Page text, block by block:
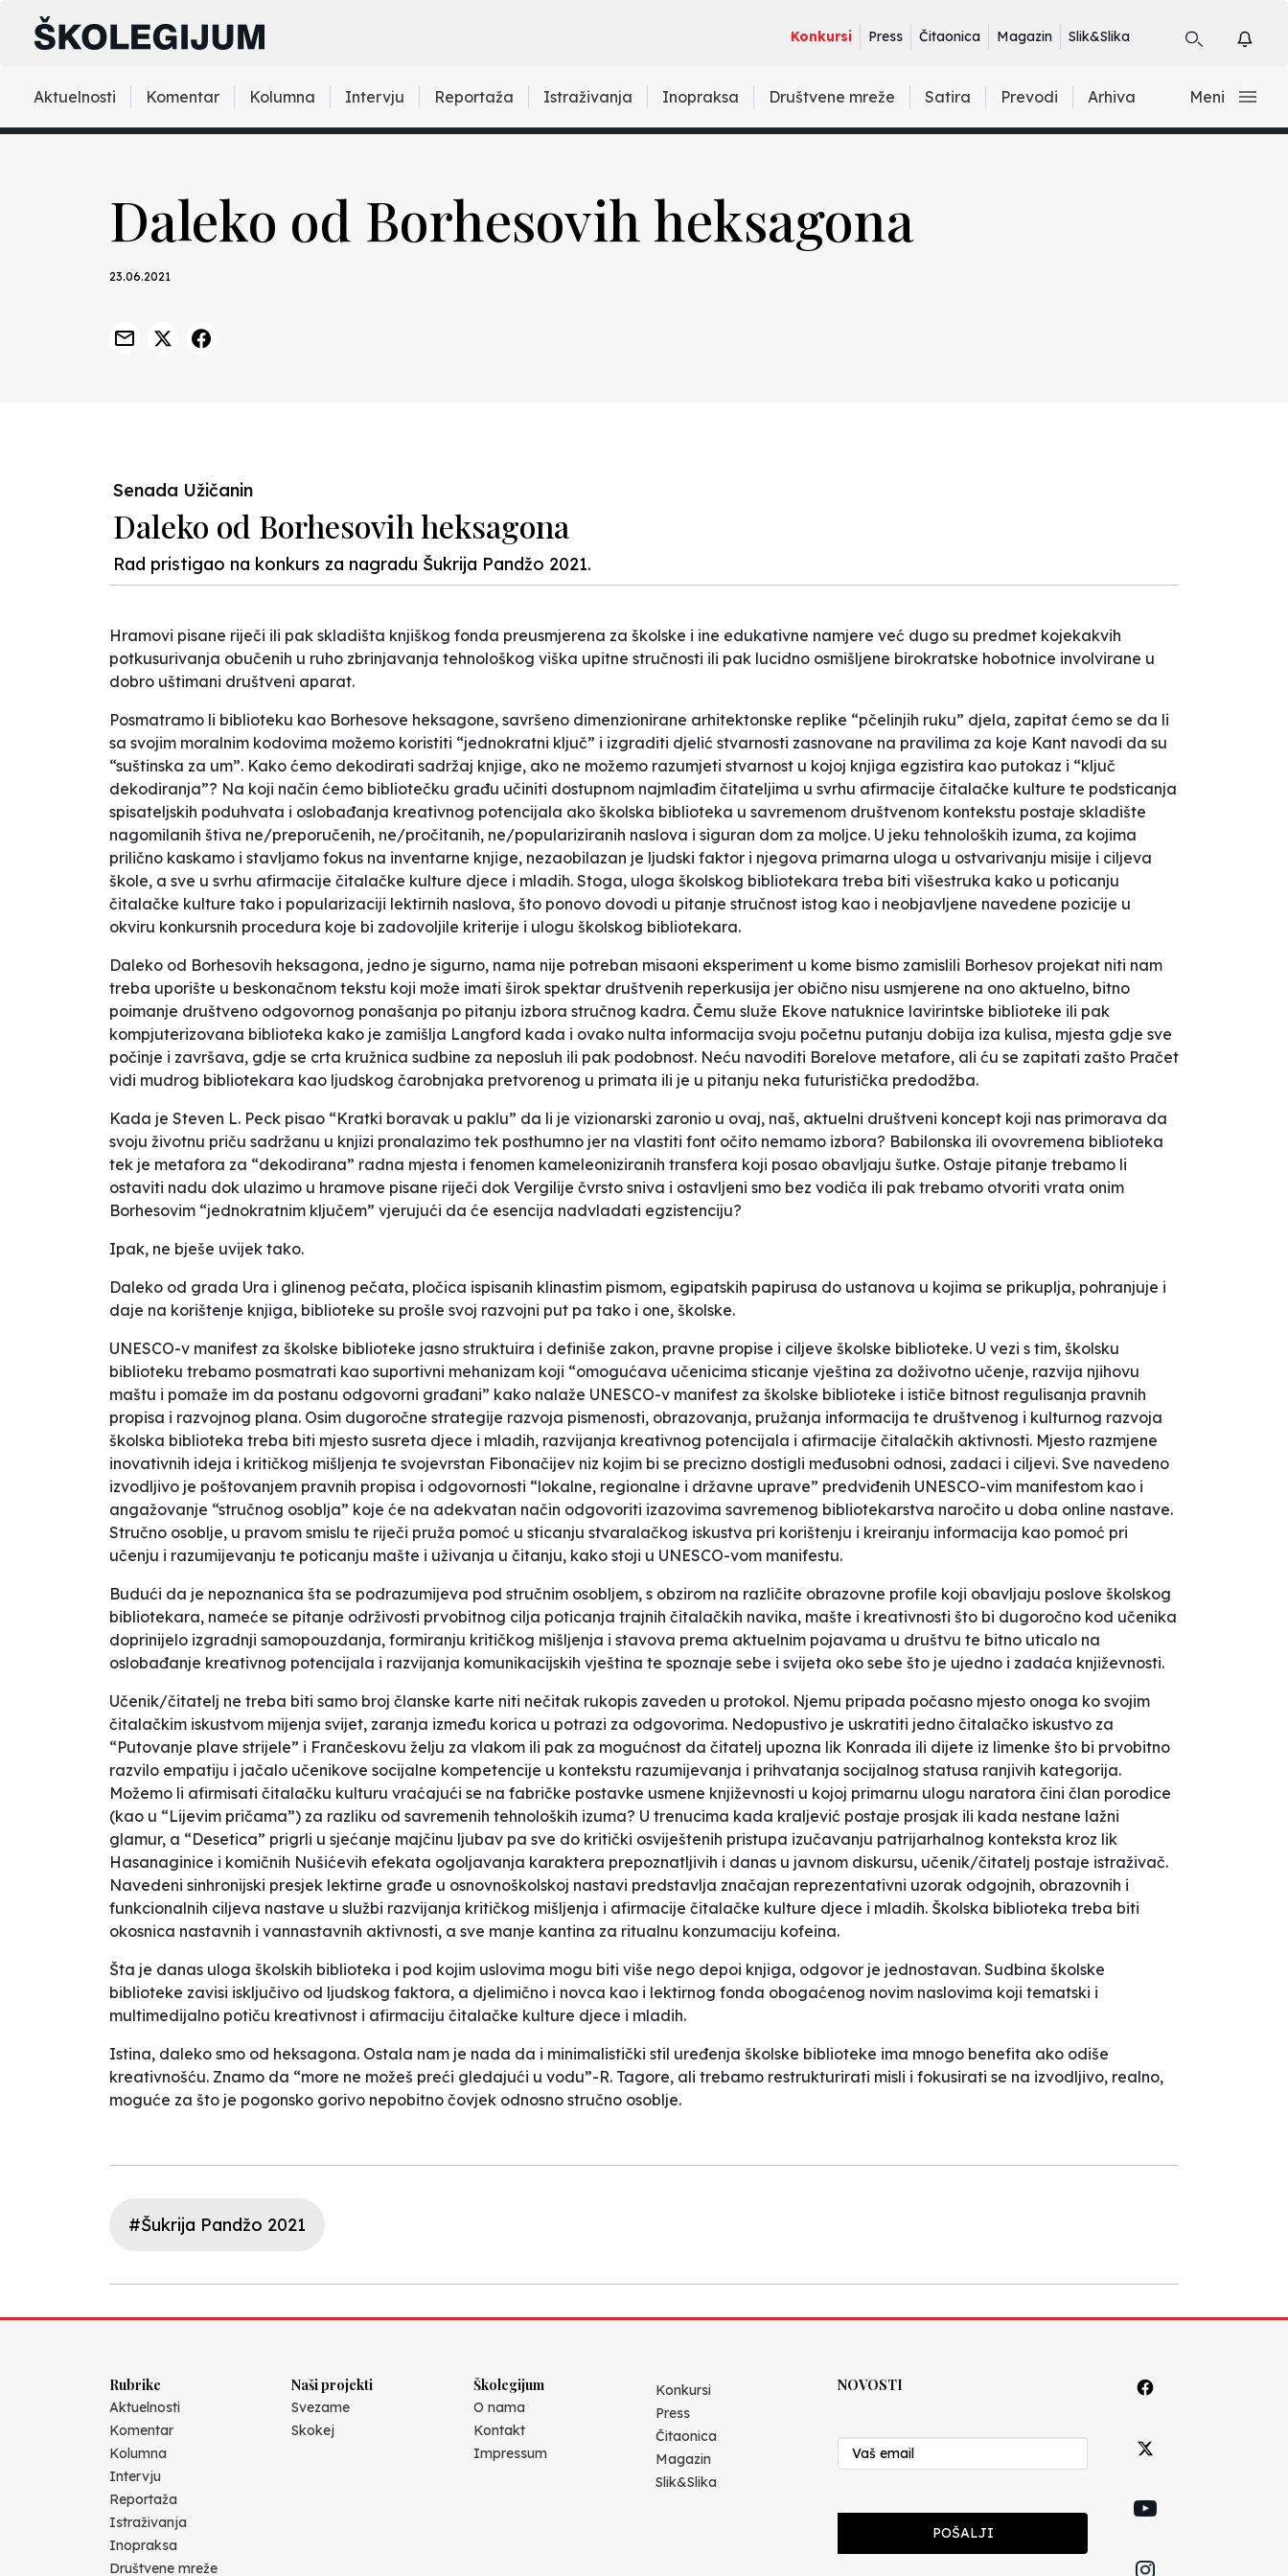
Konkursi Press Čitaonica Magazin Slik&Slika
Aktuelnosti Komentar Kolumna Intervju Reportaža Istraživanja Inopraksa Društvene mreže Satira Prevodi Arhiva Meni
Daleko od Borhesovih heksagona
23.06.2021
Senada Užičanin
Daleko od Borhesovih heksagona
Rad pristigao na konkurs za nagradu Šukrija Pandžo 2021.
Hramovi pisane riječi ili pak skladišta knjiškog fonda preusmjerena za školske i ine edukativne namjere već dugo su predmet kojekakvih
potkusurivanja obučenih u ruho zbrinjavanja tehnološkog viška upitne stručnosti ili pak lucidno osmišljene birokratske hobotnice involvirane u
dobro uštimani društveni aparat.
Posmatramo li biblioteku kao Borhesove heksagone, savršeno dimenzionirane arhitektonske replike “pčelinjih ruku” djela, zapitat ćemo se da li
sa svojim moralnim kodovima možemo koristiti “jednokratni ključ” i izgraditi djelić stvarnosti zasnovane na pravilima za koje Kant navodi da su
“suštinska za um”. Kako ćemo dekodirati sadržaj knjige, ako ne možemo razumjeti stvarnost u kojoj knjiga egzistira kao putokaz i “ključ
dekodiranja”? Na koji način ćemo bibliotečku građu učiniti dostupnom najmlađim čitateljima u svrhu afirmacije čitalačke kulture te podsticanja
spisateljskih poduhvata i oslobađanja kreativnog potencijala ako školska biblioteka u savremenom društvenom kontekstu postaje skladište
nagomilanih štiva ne/preporučenih, ne/pročitanih, ne/populariziranih naslova i siguran dom za moljce. U jeku tehnoloških izuma, za kojima
prilično kaskamo i stavljamo fokus na inventarne knjige, nezaobilazan je ljudski faktor i njegova primarna uloga u ostvarivanju misije i ciljeva
škole, a sve u svrhu afirmacije čitalačke kulture djece i mladih. Stoga, uloga školskog bibliotekara treba biti višestruka kako u poticanju
čitalačke kulture tako i popularizaciji lektirnih naslova, što ponovo dovodi u pitanje stručnost istog kao i neobjavljene navedene pozicije u
okviru konkursnih procedura koje bi zadovoljile kriterije i ulogu školskog bibliotekara.
Daleko od Borhesovih heksagona, jedno je sigurno, nama nije potreban misaoni eksperiment u kome bismo zamislili Borhesov projekat niti nam
treba uporište u beskonačnom tekstu koji može imati širok spektar društvenih reperkusija jer obično nisu usmjerene na ono aktuelno, bitno
poimanje društveno odgovornog ponašanja po pitanju izbora stručnog kadra. Čemu služe Ekove natuknice lavirintske biblioteke ili pak
kompjuterizovana biblioteka kako je zamišlja Langford kada i ovako nulta informacija svoju početnu putanju dobija iza kulisa, mjesta gdje sve
počinje i završava, gdje se crta kružnica sudbine za neposluh ili pak podobnost. Neću navoditi Borelove metafore, ali ću se zapitati zašto Pračet
vidi mudrog bibliotekara kao ljudskog čarobnjaka pretvorenog u primata ili je u pitanju neka futuristička predodžba.
Kada je Steven L. Peck pisao “Kratki boravak u paklu” da li je vizionarski zaronio u ovaj, naš, aktuelni društveni koncept koji nas primorava da
svoju životnu priču sadržanu u knjizi pronalazimo tek posthumno jer na vlastiti font očito nemamo izbora? Babilonska ili ovovremena biblioteka
tek je metafora za “dekodirana” radna mjesta i fenomen kameleoniziranih transfera koji posao obavljaju šutke. Ostaje pitanje trebamo li
ostaviti nadu dok ulazimo u hramove pisane riječi dok Vergilije čvrsto sniva i ostavljeni smo bez vodiča ili pak trebamo otvoriti vrata onim
Borhesovim “jednokratnim ključem” vjerujući da će esencija nadvladati egzistenciju?
Ipak, ne bješe uvijek tako.
Daleko od grada Ura i glinenog pečata, pločica ispisanih klinastim pismom, egipatskih papirusa do ustanova u kojima se prikuplja, pohranjuje i
daje na korištenje knjiga, biblioteke su prošle svoj razvojni put pa tako i one, školske.
UNESCO-v manifest za školske biblioteke jasno struktuira i definiše zakon, pravne propise i ciljeve školske biblioteke. U vezi s tim, školsku
biblioteku trebamo posmatrati kao suportivni mehanizam koji “omogućava učenicima sticanje vještina za doživotno učenje, razvija njihovu
maštu i pomaže im da postanu odgovorni građani” kako nalaže UNESCO-v manifest za školske biblioteke i ističe bitnost regulisanja pravnih
propisa i razvojnog plana. Osim dugoročne strategije razvoja pismenosti, obrazovanja, pružanja informacija te društvenog i kulturnog razvoja
školska biblioteka treba biti mjesto susreta djece i mladih, razvijanja kreativnog potencijala i afirmacije čitalačkih aktivnosti. Mjesto razmjene
inovativnih ideja i kritičkog mišljenja te svojevrstan Fibonačijev niz kojim bi se precizno dostigli međusobni odnosi, zadaci i ciljevi. Sve navedeno
izvodljivo je poštovanjem pravnih propisa i odgovornosti “lokalne, regionalne i državne uprave” predviđenih UNESCO-vim manifestom kao i
angažovanje “stručnog osoblja” koje će na adekvatan način odgovoriti izazovima savremenog bibliotekarstva naročito u doba online nastave.
Stručno osoblje, u pravom smislu te riječi pruža pomoć u sticanju stvaralačkog iskustva pri korištenju i kreiranju informacija kao pomoć pri
učenju i razumijevanju te poticanju mašte i uživanja u čitanju, kako stoji u UNESCO-vom manifestu.
Budući da je nepoznanica šta se podrazumijeva pod stručnim osobljem, s obzirom na različite obrazovne profile koji obavljaju poslove školskog
bibliotekara, nameće se pitanje održivosti prvobitnog cilja poticanja trajnih čitalačkih navika, mašte i kreativnosti što bi dugoročno kod učenika
doprinijelo izgradnji samopouzdanja, formiranju kritičkog mišljenja i stavova prema aktuelnim pojavama u društvu te bitno uticalo na
oslobađanje kreativnog potencijala i razvijanja komunikacijskih vještina te spoznaje sebe i svijeta oko sebe što je ujedno i zadaća književnosti.
Učenik/čitatelj ne treba biti samo broj članske karte niti nečitak rukopis zaveden u protokol. Njemu pripada počasno mjesto onoga ko svojim
čitalačkim iskustvom mijenja svijet, zaranja između korica u potrazi za odgovorima. Nedopustivo je uskratiti jedno čitalačko iskustvo za
“Putovanje plave strijele” i Frančeskovu želju za vlakom ili pak za mogućnost da čitatelj upozna lik Konrada ili dijete iz limenke što bi prvobitno
razvilo empatiju i jačalo učenikove socijalne kompetencije u kontekstu razumijevanja i prihvatanja socijalnog statusa ranjivih kategorija.
Možemo li afirmisati čitalačku kulturu vraćajući se na fabričke postavke usmene književnosti u kojoj primarnu ulogu naratora čini član porodice
(kao u “Lijevim pričama”) za razliku od savremenih tehnoloških izuma? U trenucima kada kraljević postaje prosjak ili kada nestane lažni
glamur, a “Desetica” prigrli u sjećanje majčinu ljubav pa sve do kritički osviještenih pristupa izučavanju patrijarhalnog konteksta kroz lik
Hasanaginice i komičnih Nušićevih efekata ogoljavanja karaktera prepoznatljivih i danas u javnom diskursu, učenik/čitatelj postaje istraživač.
Navedeni sinhronijski presjek lektirne građe u osnovnoškolskoj nastavi predstavlja značajan reprezentativni uzorak odgojnih, obrazovnih i
funkcionalnih ciljeva nastave u službi razvijanja kritičkog mišljenja i afirmacije čitalačke kulture djece i mladih. Školska biblioteka treba biti
okosnica nastavnih i vannastavnih aktivnosti, a sve manje kantina za ritualnu konzumaciju kofeina.
Šta je danas uloga školskih biblioteka i pod kojim uslovima mogu biti više nego depoi knjiga, odgovor je jednostavan. Sudbina školske
biblioteke zavisi isključivo od ljudskog faktora, a djelimično i novca kao i lektirnog fonda obogaćenog novim naslovima koji tematski i
multimedijalno potiču kreativnost i afirmaciju čitalačke kulture djece i mladih.
Istina, daleko smo od heksagona. Ostala nam je nada da i minimalistički stil uređenja školske biblioteke ima mnogo benefita ako odiše
kreativnošću. Znamo da “more ne možeš preći gledajući u vodu”-R. Tagore, ali trebamo restrukturirati misli i fokusirati se na izvodljivo, realno,
moguće za što je pogonsko gorivo nepobitno čovjek odnosno stručno osoblje.
#Šukrija Pandžo 2021
Rubrike
Aktuelnosti
Komentar
Kolumna
Intervju
Reportaža
Istraživanja
Inopraksa
Društvene mreže
Naši projekti
Svezame
Skokej
Školegijum
O nama
Kontakt
Impressum
Konkursi
Press
Čitaonica
Magazin
Slik&Slika
NOVOSTI
POŠALJI